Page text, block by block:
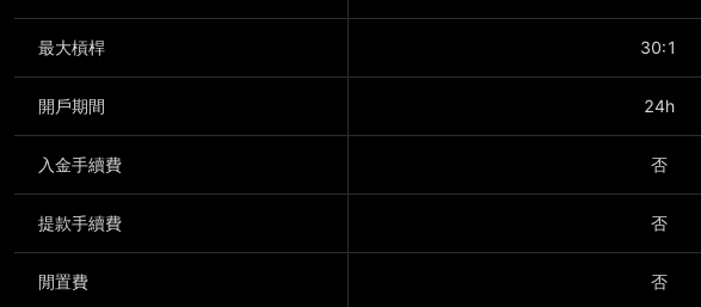
最大槓桿 30:1
開戶期間 24h
入金手續費 否
提款手續費 否
閒置費 否